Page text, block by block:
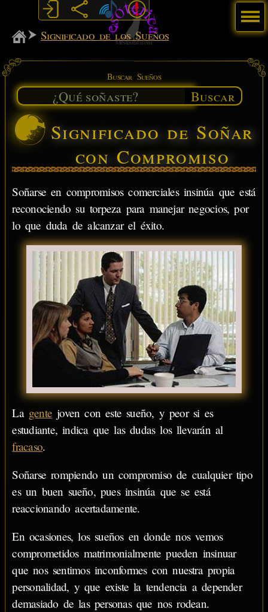
MiSabueso
Significado de los Sueños
Buscar Sueños
Buscar
Significado de Soñar
con Compromiso
Soñarse en compromisos comerciales insinúa que está
reconociendo su torpeza para manejar negocios, por
lo que duda de alcanzar el éxito.
La gente joven con este sueño, y peor si es
estudiante, indica que las dudas los llevarán al
fracaso.
Soñarse rompiendo un compromiso de cualquier tipo
es un buen sueño, pues insinúa que se está
reaccionando acertadamente.
En ocasiones, los sueños en donde nos vemos
comprometidos matrimonialmente pueden insinuar
que nos sentimos inconformes con nuestra propia
personalidad, y que existe la tendencia a depender
demasiado de las personas que nos rodean.
Menú